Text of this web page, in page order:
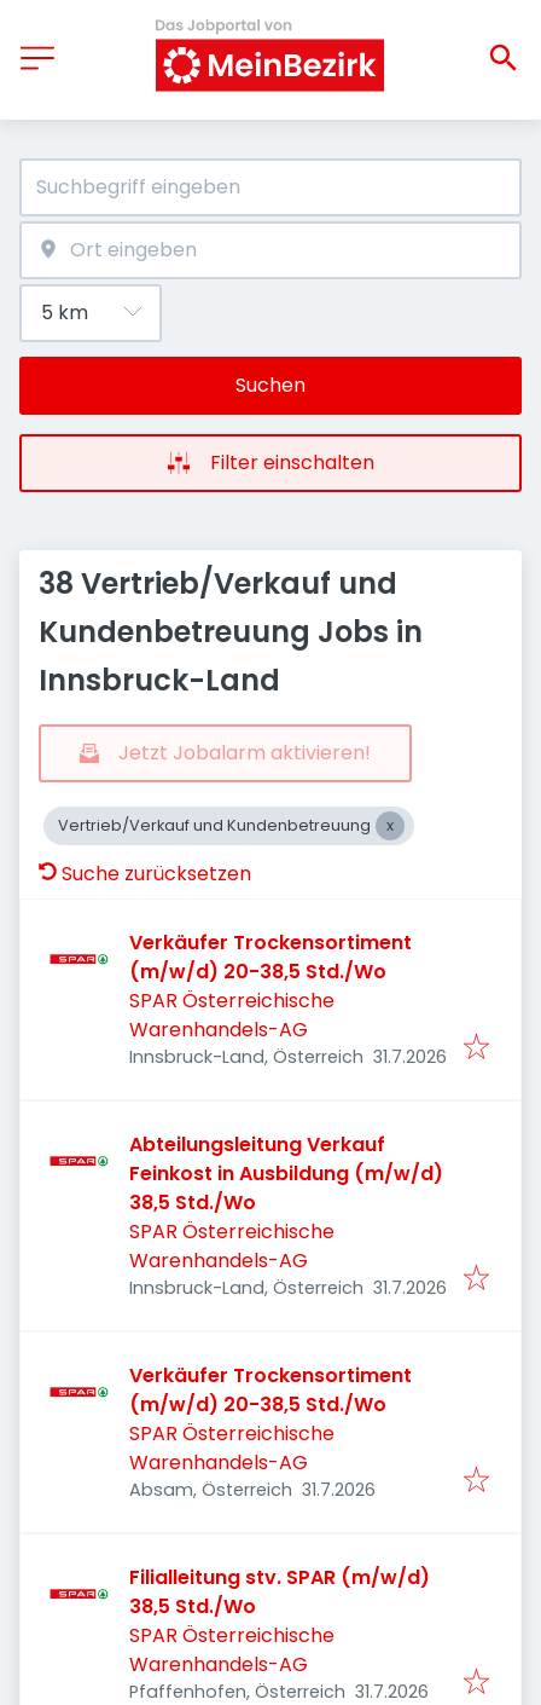
Suchen
Filter einschalten
38 Vertrieb/Verkauf und
Kundenbetreuung Jobs in
Innsbruck-Land
Jetzt Jobalarm aktivieren!
Vertrieb/Verkauf und Kundenbetreuung
Suche zurücksetzen
Verkäufer Trockensortiment
(m/w/d) 20-38,5 Std./Wo
SPAR Österreichische
Warenhandels-AG
Innsbruck-Land, Österreich Veröffentlicht
31.7.2026
Abteilungsleitung Verkauf
Feinkost in Ausbildung (m/w/d)
38,5 Std./Wo
SPAR Österreichische
Warenhandels-AG
Innsbruck-Land, Österreich Veröffentlicht
31.7.2026
Verkäufer Trockensortiment
(m/w/d) 20-38,5 Std./Wo
SPAR Österreichische
Warenhandels-AG
Absam, Österreich Veröffentlicht
31.7.2026
Filialleitung stv. SPAR (m/w/d)
38,5 Std./Wo
SPAR Österreichische
Warenhandels-AG
Pfaffenhofen, Österreich Veröffentlicht:
31.7.2026